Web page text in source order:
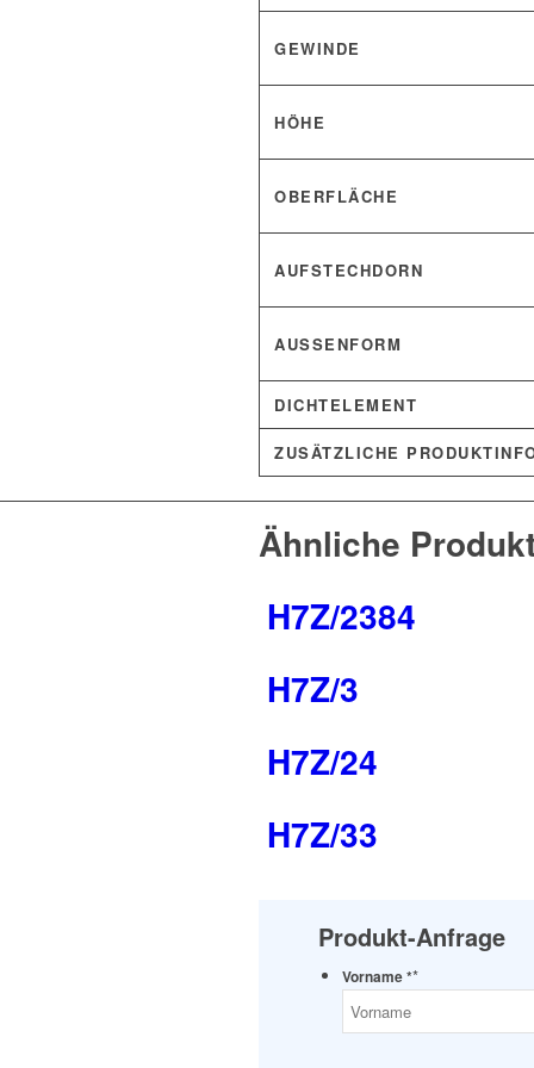
GEWINDE
HÖHE
OBERFLÄCHE
AUFSTECHDORN
AUSSENFORM
DICHTELEMENT
ZUSÄTZLICHE
Ähnliche
H7Z/2384
H7Z/3
H7Z/24
H7Z/33
Produkt-Anfrage
Vorname **